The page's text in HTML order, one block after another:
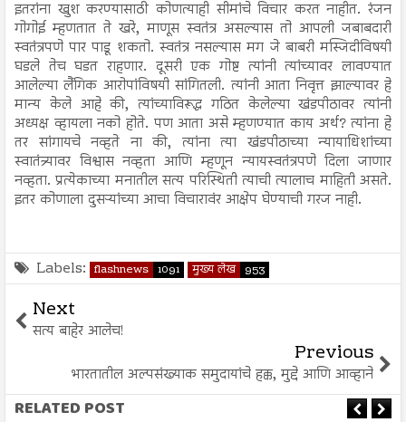
इतरांना खुश करण्यासाठी कोणत्याही सीमांचे विचार करत नाहीत. रंजन
गोगोई म्हणतात ते खरे, माणूस स्वतंत्र असल्यास तो आपली जबाबदारी
स्वतंत्रपणे पार पाडू शकतो. स्वतंत्र नसल्यास मग जे बाबरी मस्जिदीविषयी
घडले तेच घडत राहणार. दूसरी एक गोष्ट त्यांनी त्यांच्यावर लावण्यात
आलेल्या लैंगिक आरोपांविषयी सांगितली. त्यांनी आता निवृत्त झाल्यावर हे
मान्य केले आहे की, त्यांच्याविरूद्ध गठित केलेल्या खंडपीठावर त्यांनी
अध्यक्ष व्हायला नको होते. पण आता असे म्हणण्यात काय अर्थ? त्यांना हे
तर सांगायचे नव्हते ना की, त्यांना त्या खंडपीठाच्या न्यायाधिशांच्या
स्वातंत्र्यावर विश्वास नव्हता आणि म्हणून न्यायस्वतंत्रपणे दिला जाणार
नव्हता. प्रत्येकाच्या मनातील सत्य परिस्थिती त्याची त्यालाच माहिती असते.
इतर कोणाला दुसऱ्यांच्या आचा विचारावंर आक्षेप घेण्याची गरज नाही.
Labels: flashnews 1091 मुख्य लेख 953
Next
सत्य बाहेर आलेच!
Previous
भारतातील अल्पसंख्याक समुदायांचे हक्क, मुद्दे आणि आव्हाने
RELATED POST